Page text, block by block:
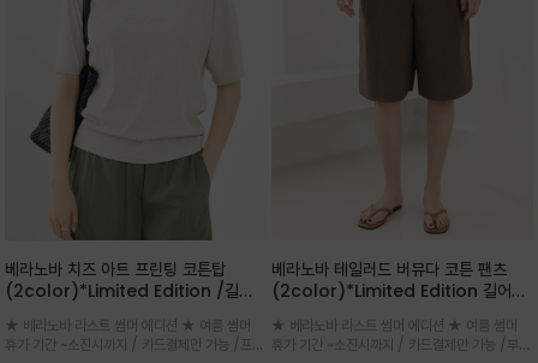
베라노바 치즈 아트 프린팅 코튼탑
(2color)*Limited Edition /길어
세요 ^^
★ 베라노바 라스트 썸머 에디션 ★ 여름 썸머
휴가 기간 ~소진시까지 / 카드결제만 가능 /프론
베라노바 테일러드 버뮤다 코튼 팬츠
(2color)*Limited Edition 길어진
^^
★ 베라노바 라스트 썸머 에디션 ★ 여름 썸머
휴가 기간 ~소진시까지 / 카드결제만 가능 /부드